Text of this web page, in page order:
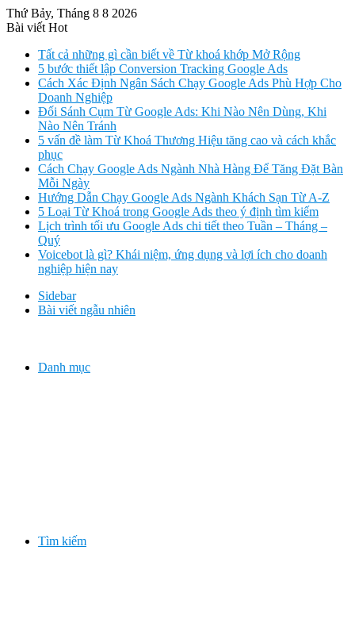
Thứ Bảy, Tháng 8 8 2026
Bài viết Hot
Tất cả những gì cần biết về Từ khoá khớp Mở Rộng
5 bước thiết lập Conversion Tracking Google Ads
Cách Xác Định Ngân Sách Chạy Google Ads Phù Hợp Cho
Doanh Nghiệp
Đối Sánh Cụm Từ Google Ads: Khi Nào Nên Dùng, Khi
Nào Nên Tránh
5 vấn đề làm Từ Khoá Thương Hiệu tăng cao và cách khắc
phục
Cách Chạy Google Ads Ngành Nhà Hàng Để Tăng Đặt Bàn
Mỗi Ngày
Hướng Dẫn Chạy Google Ads Ngành Khách Sạn Từ A-Z
5 Loại Từ Khoá trong Google Ads theo ý định tìm kiếm
Lịch trình tối ưu Google Ads chi tiết theo Tuần – Tháng –
Quý
Voicebot là gì? Khái niệm, ứng dụng và lợi ích cho doanh
nghiệp hiện nay
Sidebar
Bài viết ngẫu nhiên
Danh mục
Tìm kiếm